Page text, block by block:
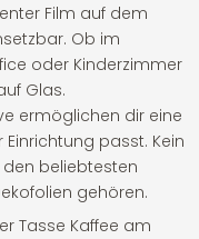
Film auf dem
Ob im
oder Kinderzimmer
Glas.
ermöglichen dir eine
passt. Kein
den beliebtesten
gehören.
Tasse Kaffee am